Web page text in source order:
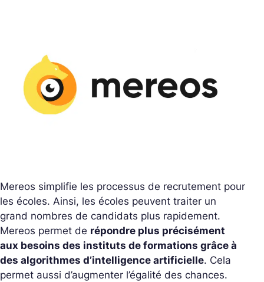
Mereos simplifie les processus de recrutement pour
les écoles. Ainsi, les écoles peuvent traiter un
grand nombres de candidats plus rapidement.
Mereos permet de répondre plus précisément
aux besoins des instituts de formations grâce à
des algorithmes d’intelligence artificielle. Cela
permet aussi d’augmenter l’égalité des chances.